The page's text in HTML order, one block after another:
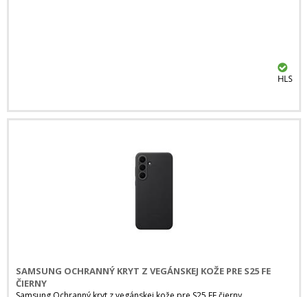
HLS
SAMSUNG OCHRANNÝ KRYT Z VEGÁNSKEJ KOŽE PRE S25 FE
ČIERNY